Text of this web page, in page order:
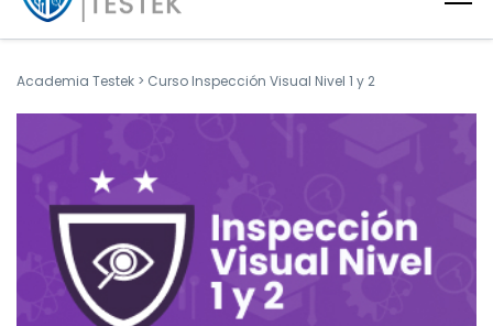
Academia Testek > Curso Inspección Visual Nivel 1 y 2